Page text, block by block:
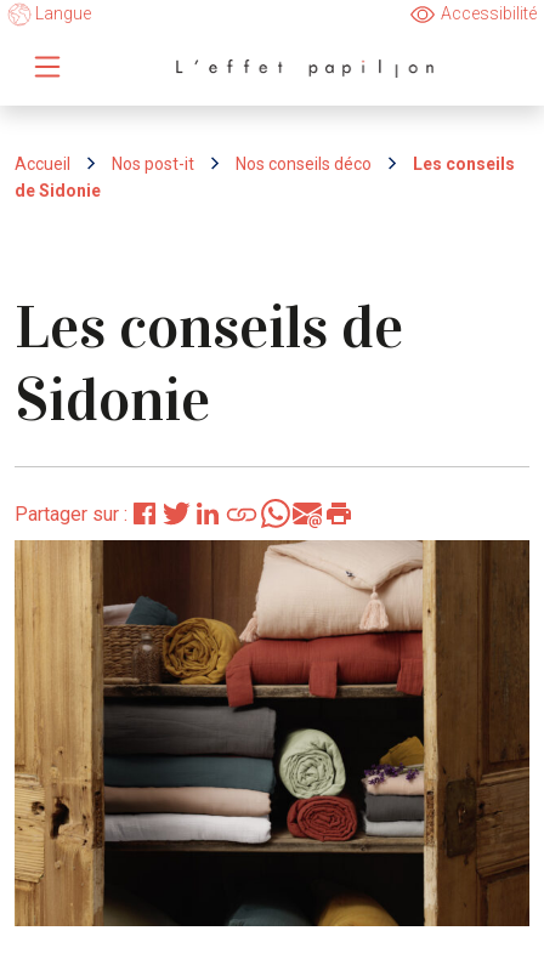
Langue Accessibilité
Accueil Nos post-it Nos conseils déco
Les conseils
de Sidonie
Les conseils de
Sidonie
Partager sur :